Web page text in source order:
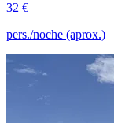
32 €
pers./noche (aprox.)